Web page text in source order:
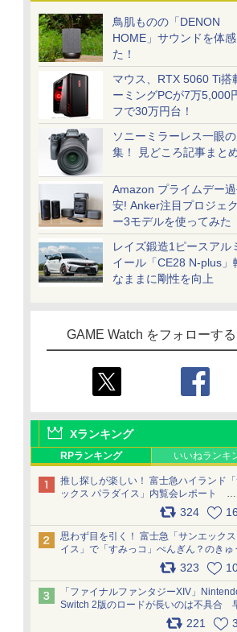
鳥肌ものの「DENON
HOME」サウンドを体感
た！
マウス、RTX 5060 Ti搭
ーミングPCが7万5,000
フで30万円台！
ソニーミラーレス一眼
集！ 見どころ記事まと
Amazon プライムデー
安! Anker注目プロジェ
ー3モデルを使ってみた
レイズ鍛造1ピースアル
イール「CE28 N-plus」
なままに剛性を向上
GAME Watch をフォローする
Xランキング
RPランキング いいねランキ
推し探しが楽しい！ 富士急ハイランド
ックス パラダイス」内覧会レポート
324
思わず目を引く！ 富士急「サンエック
イス」で「すみっコ」ぺんぎん？のきゅ
ッグを食べてみた イラストそのままの
ー化に挑戦。これが意外にもおいしい
pic.x.com/Kgl04hZaeg
323
「ファイナルファンタジーXIV」
Switch 2版のロードが長いのは不具合
アップデートできるよう対応中221